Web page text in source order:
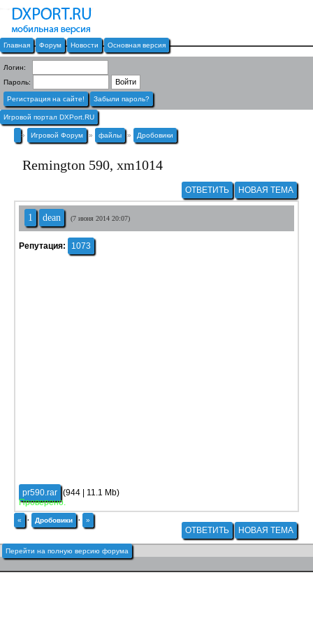
Главная Форум Новости Основная версия
Логин:
Пароль:
Регистрация на сайте! Забыли пароль?
Игровой портал DXPort.RU
» Игровой Форум » файлы » Дробовики
Remington 590, xm1014
ОТВЕТИТЬ НОВАЯ ТЕМА
1 dean (7 июня 2014 20:07)
Репутация: 1073
pr590.rar (944 | 11.1 Mb)
Проверено.
« · Дробовики · »
ОТВЕТИТЬ НОВАЯ ТЕМА
Перейти на полную версию форума